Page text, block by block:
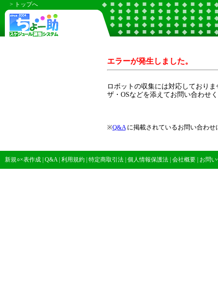
> トップへ
エラーが発生しました。
ロボットの収集には対応しており
ザ・OSなどを添えてお問い合わせ
※Q&A に掲載されているお問い合わ
新規○×表作成 | Q&A | 利用規約 | 特定商取引法 | 個人情報保護法 | 会社概要 | お問